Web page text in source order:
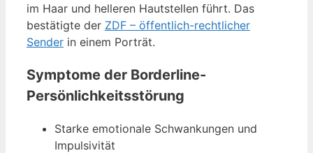
im Haar und helleren Hautstellen führt. Das
bestätigte der ZDF – öffentlich-rechtlicher
Sender in einem Porträt.
Symptome der Borderline-
Persönlichkeitsstörung
Starke emotionale Schwankungen und
Impulsivität